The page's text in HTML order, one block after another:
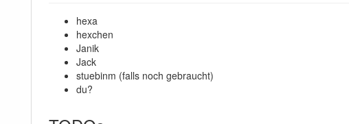
hexa
hexchen
Janik
Jack
stuebinm (falls noch gebraucht)
du?